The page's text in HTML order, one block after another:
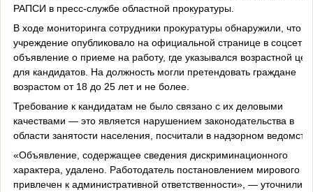
РАПСИ в пресс-службе областной прокуратуры.
В ходе мониторинга сотрудники прокуратуры обнаружили, что
учреждение опубликовало на официальной странице в соцсети
объявление о приеме на работу, где указывался возрастной
для кандидатов. На должность могли претендовать граждане
возрастом от 18 до 25 лет и не более.
Требование к кандидатам не было связано с их деловыми
качествами — это является нарушением законодательства в
области занятости населения, посчитали в надзорном
«Объявление, содержащее сведения дискриминационного
характера, удалено. Работодатель постановлением мирового
привлечен к административной ответственности», — уточнили в